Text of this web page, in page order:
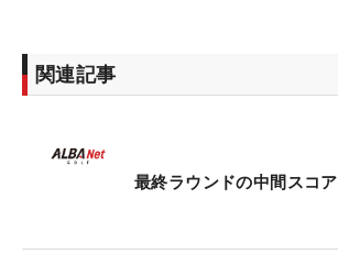
関連記事
最終ラウンドの中間スコア